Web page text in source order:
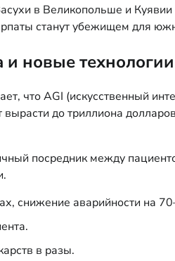
в Великопольше и Куявии
станут убежищем для
и новые технологии
что AGI (искусственный
до триллиона
посредник между
снижение аварийности на
в разы.